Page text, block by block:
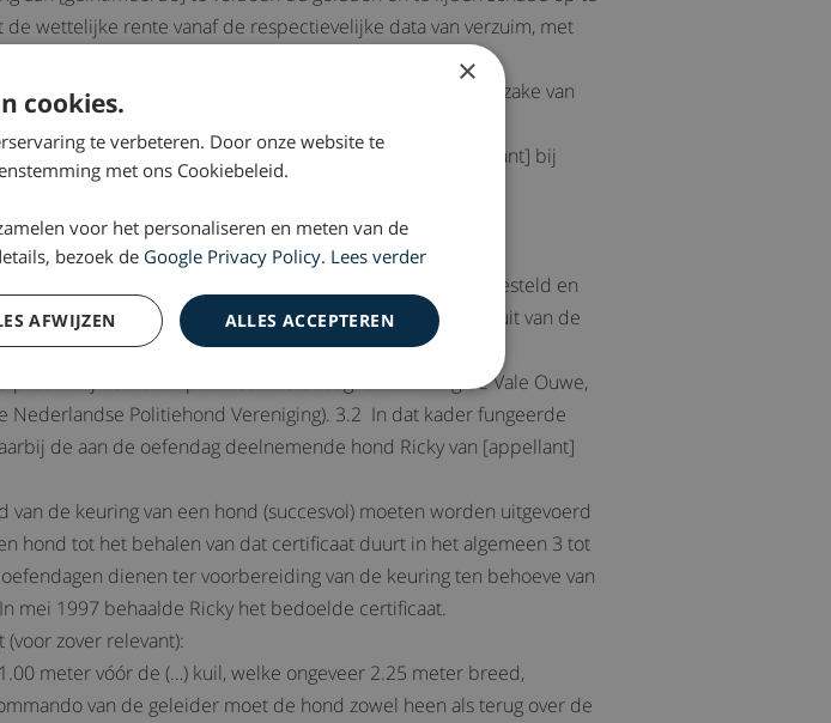
wettelijke rente vanaf de respectievelijke data van verzuim, met
verweer gevoerd en geconcludeerd dat hij zich ter zake van
het hof.
hun onderscheiden standpunten doen bepleiten, [appellant] bij
bij monde van mr J.H. Stam, advocaat te Zutphen.
van arrest.
van de rechtbank en/of op grond van hetgeen verder is gesteld en
de onbetwiste inhoud van de overgelegde bescheiden uit van de
bij het verloop van een oefendag van de kring de Vale Ouwe,
Nederlandse Politiehond Vereniging). 3.2 In dat kader fungeerde
de aan de oefendag deelnemende hond Ricky van [appellant]
de keuring van een hond (succesvol) moeten worden uitgevoerd
hond tot het behalen van dat certificaat duurt in het algemeen 3 tot
dienen ter voorbereiding van de keuring ten behoeve van
mei 1997 behaalde Ricky het bedoelde certificaat.
zover relevant):
meter vóór de (…) kuil, welke ongeveer 2.25 meter breed,
van de geleider moet de hond zowel heen als terug over de
×
cookies.
te verbeteren. Door onze website te
met ons Cookiebeleid.
voor het personaliseren en meten van de
bezoek de Google Privacy Policy. Lees verder
ALLES ACCEPTEREN
AFWIJZEN